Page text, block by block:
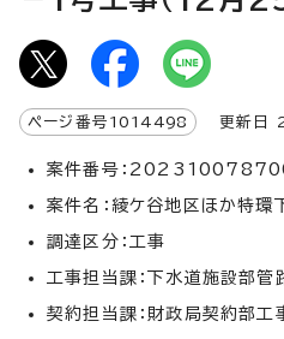
ページ番号 1014498 更新日
案件番号：
案件名：綾ケ谷地区ほか特
調達区分：工事
工事担当課：下水道施設部管
契約担当課：財政局契約部工